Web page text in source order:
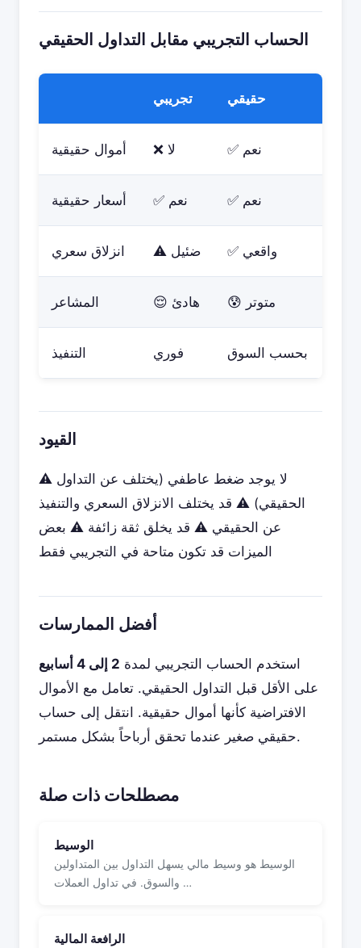
الحساب التجريبي مقابل التداول الحقيقي
تجريبي حقيقي
أموال حقيقية ❌ لا ✅ نعم
أسعار حقيقية ✅ نعم ✅ نعم
انزلاق سعري ⚠️ ضئيل ✅ واقعي
المشاعر 😌 هادئ 😰 متوتر
التنفيذ فوري بحسب السوق
القيود
⚠️ لا يوجد ضغط عاطفي (يختلف عن التداول
الحقيقي) ⚠️ قد يختلف الانزلاق السعري والتنفيذ
عن الحقيقي ⚠️ قد يخلق ثقة زائفة ⚠️ بعض
الميزات قد تكون متاحة في التجريبي فقط
أفضل الممارسات
استخدم الحساب التجريبي لمدة 2 إلى 4 أسابيع
على الأقل قبل التداول الحقيقي. تعامل مع الأموال
الافتراضية كأنها أموال حقيقية. انتقل إلى حساب
حقيقي صغير عندما تحقق أرباحاً بشكل مستمر.
مصطلحات ذات صلة
الوسيط
الوسيط هو وسيط مالي يسهل التداول بين المتداولين
والسوق. في تداول العملات …
الرافعة المالية